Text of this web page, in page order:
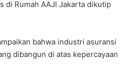
di Rumah AAJI Jakarta dikutip
bahwa industri asuransi
dibangun di atas kepercayaan